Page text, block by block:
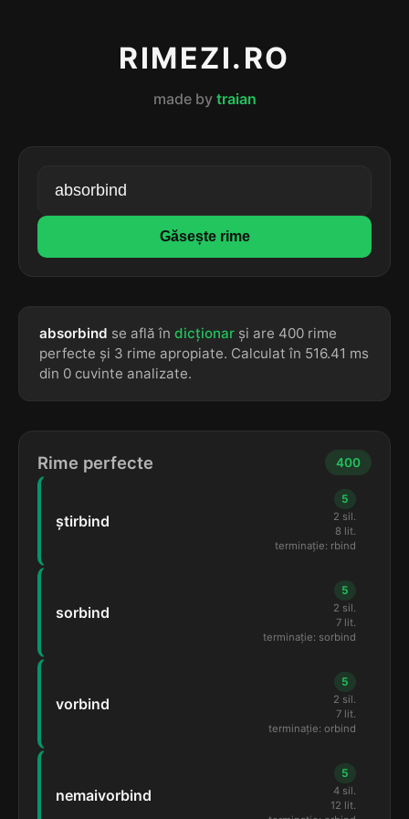
RIMEZI.RO
made by traian
Găsește rime
absorbind se află în dicționar și are 400 rime
perfecte și 3 rime apropiate. Calculat în 516.41 ms
din 0 cuvinte analizate.
Rime perfecte 400
știrbind
5
2 sil.
8 lit.
terminație: rbind
sorbind
5
2 sil.
7 lit.
terminație: sorbind
vorbind
5
2 sil.
7 lit.
terminație: orbind
nemaivorbind
5
4 sil.
12 lit.